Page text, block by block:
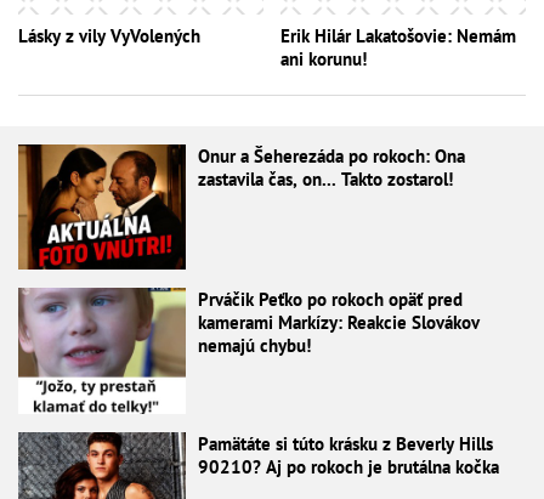
Lásky z vily VyVolených
Erik Hilár Lakatošovie: Nemám
ani korunu!
Onur a Šeherezáda po rokoch: Ona
zastavila čas, on... Takto zostarol!
Prváčik Peťko po rokoch opäť pred
kamerami Markízy: Reakcie Slovákov
nemajú chybu!
Pamätáte si túto krásku z Beverly Hills
90210? Aj po rokoch je brutálna kočka